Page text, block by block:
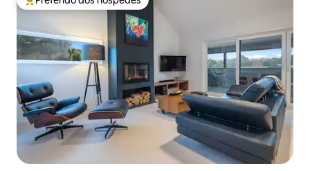
Entre os melhores preferidos dos hóspedes